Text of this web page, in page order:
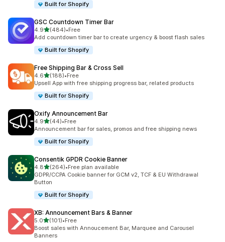
Built for Shopify
GSC Countdown Timer Bar
4.9滿分 5 顆星
(484)
共有 484 則評價
•Free
Add countdown timer bar to create urgency & boost flash sales
Built for Shopify
Free Shipping Bar & Cross Sell
4.6滿分 5 顆星
(188)
共有 188 則評價
•Free
Upsell App with free shipping progress bar, related products
Built for Shopify
Oxify Announcement Bar
4.9滿分 5 顆星
(44)
共有 44 則評價
•Free
Announcement bar for sales, promos and free shipping news
Built for Shopify
Consentik GPDR Cookie Banner
4.8滿分 5 顆星
(264)
共有 264 則評價
•Free plan available
GDPR/CCPA Cookie banner for GCM v2, TCF & EU Withdrawal
Button
Built for Shopify
XB: Announcement Bars & Banner
5.0滿分 5 顆星
(101)
共有 101 則評價
•Free
Boost sales with Annoucement Bar, Marquee and Carousel
Banners